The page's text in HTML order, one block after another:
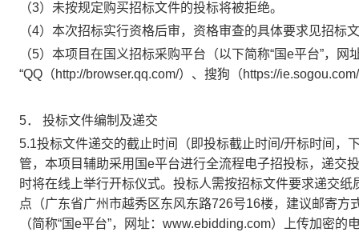
（3）未按规定购买招标文件的投标将被拒绝。
（4）本次招标实行资格后审，资格审查的具体要求见招标
（5）本项目在国义招标采购平台（以下简称“国e平台”，
“QQ（http://browser.qq.com/）、搜狗（https://
5．
投标文件编制及递交
5.1投标文件递交的截止时间（即投标截止时间/开标时间，
管，本项目辅助采用国e平台进行全流程电子招投标，递交
时将在线上举行开标仪式。投标人需按招标文件要求递交
点（广东省广州市越秀区东风东路726号16楼，建议邮寄方
（简称“国e平台”，网址：www.ebidding.com）上传加密